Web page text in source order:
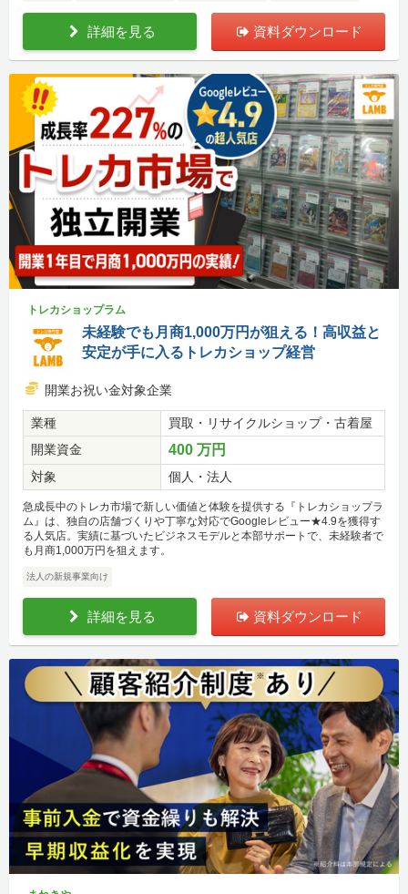
詳細を見る 資料ダウンロード
トレカショップラム
未経験でも月商1,000万円が狙える！高収益と
安定が手に入るトレカショップ経営
開業お祝い金対象企業
業種
買取・リサイクルショップ・古着屋
開業資金
400 万円
対象 個人・法人
急成長中のトレカ市場で新しい価値と体験を提供する『トレカショップラ
ム』は、独自の店舗づくりや丁寧な対応でGoogleレビュー★4.9を獲得す
る人気店。実績に基づいたビジネスモデルと本部サポートで、未経験者で
も月商1,000万円を狙えます。
法人の新規事業向け
詳細を見る 資料ダウンロード